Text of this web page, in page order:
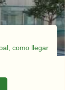
como llegar